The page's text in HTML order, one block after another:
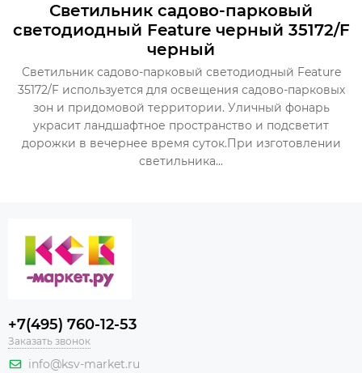
Светильник садово-парковый
светодиодный Feature черный 35172/F
черный
Светильник садово-парковый светодиодный Feature
35172/F используется для освещения садово-парковых
зон и придомовой территории. Уличный фонарь
украсит ландшафтное пространство и подсветит
дорожки в вечернее время суток.При изготовлении
светильника...
+7(495) 760-12-53
Заказать звонок
info@ksv-market.ru